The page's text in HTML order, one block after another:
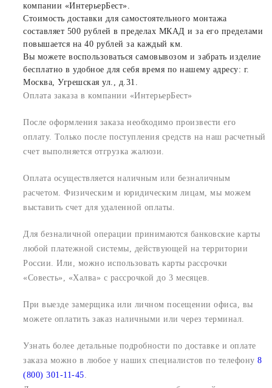
компании «ИнтерьерБест».
Стоимость доставки для самостоятельного монтажа
составляет 500 рублей в пределах МКАД и за его пределами
повышается на 40 рублей за каждый км.
Вы можете воспользоваться самовывозом и забрать изделие
бесплатно в удобное для себя время по нашему адресу: г.
Москва, Угрешская ул., д.31.
Оплата заказа в компании «ИнтерьерБест»
После оформления заказа необходимо произвести его
оплату. Только после поступления средств на наш расчетный
счет выполняется отгрузка жалюзи.
Оплата осуществляется наличным или безналичным
расчетом. Физическим и юридическим лицам, мы можем
выставить счет для удаленной оплаты.
Для безналичной операции принимаются банковские карты
любой платежной системы, действующей на территории
России. Или, можно использовать карты рассрочки
«Совесть», «Халва» с рассрочкой до 3 месяцев.
При выезде замерщика или личном посещении офиса, вы
можете оплатить заказ наличными или через терминал.
Узнать более детальные подробности по доставке и оплате
заказа можно в любое у наших специалистов по телефону 8
(800) 301-11-45